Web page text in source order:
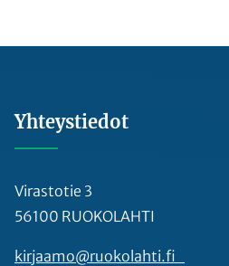
Yhteystiedot
Virastotie 3
56100 RUOKOLAHTI
kirjaamo@ruokolahti.fi